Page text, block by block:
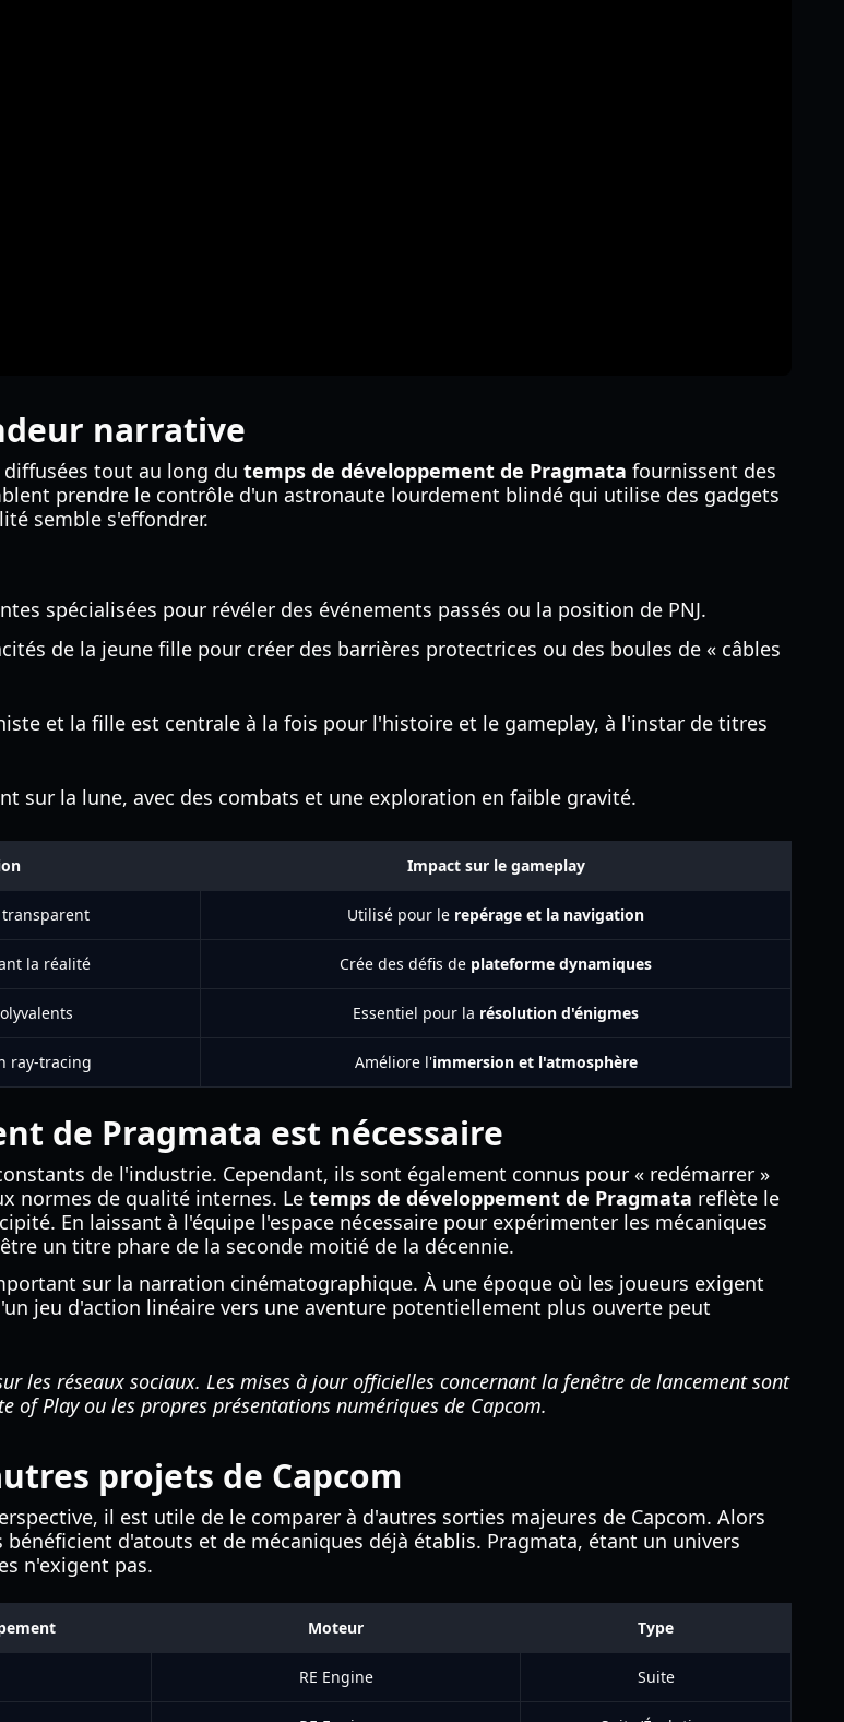
narrative
tout au long du temps de développement de Pragmata fournissent des
prendre le contrôle d'un astronaute lourdement blindé qui utilise des gadgets
semble s'effondrer.
spécialisées pour révéler des événements passés ou la position de PNJ.
de la jeune fille pour créer des barrières protectrices ou des boules de « câbles
et la fille est centrale à la fois pour l'histoire et le gameplay, à l'instar de titres
sur la lune, avec des combats et une exploration en faible gravité.
Impact sur le gameplay
Utilisé pour le repérage et la navigation
la réalité Crée des défis de plateforme dynamiques
Essentiel pour la résolution d'énigmes
ray-tracing Améliore l'immersion et l'atmosphère
de Pragmata est nécessaire
de l'industrie. Cependant, ils sont également connus pour « redémarrer »
normes de qualité internes. Le temps de développement de Pragmata reflète le
En laissant à l'équipe l'espace nécessaire pour expérimenter les mécaniques
un titre phare de la seconde moitié de la décennie.
sur la narration cinématographique. À une époque où les joueurs exigent
jeu d'action linéaire vers une aventure potentiellement plus ouverte peut
les réseaux sociaux. Les mises à jour officielles concernant la fenêtre de lancement sont
of Play ou les propres présentations numériques de Capcom.
projets de Capcom
il est utile de le comparer à d'autres sorties majeures de Capcom. Alors
d'atouts et de mécaniques déjà établis. Pragmata, étant un univers
n'exigent pas.
Moteur Type
RE Engine Suite